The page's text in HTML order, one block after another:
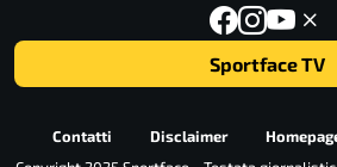
Sportface TV
Contatti Disclaimer